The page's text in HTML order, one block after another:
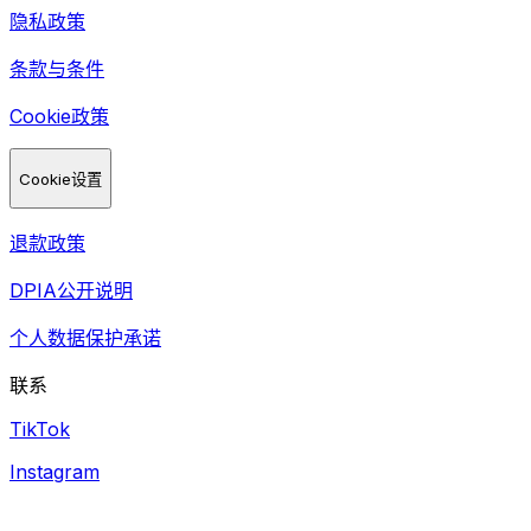
隐私政策
条款与条件
Cookie政策
Cookie设置
退款政策
DPIA公开说明
个人数据保护承诺
联系
TikTok
Instagram